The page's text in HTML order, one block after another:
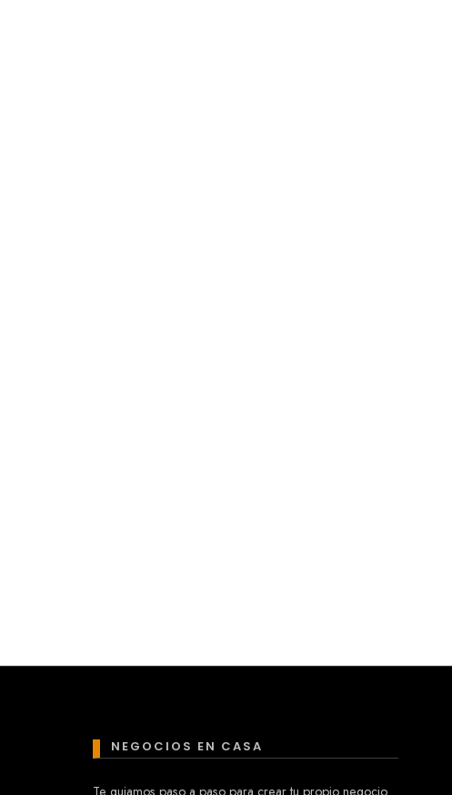
NEGOCIOS EN CASA